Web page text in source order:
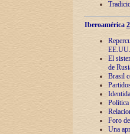
Iberoamérica
EE.UU.
El
de
Brasil
Política
Foro
Una